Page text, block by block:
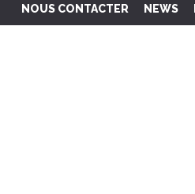
NOUS CONTACTER
NEWS